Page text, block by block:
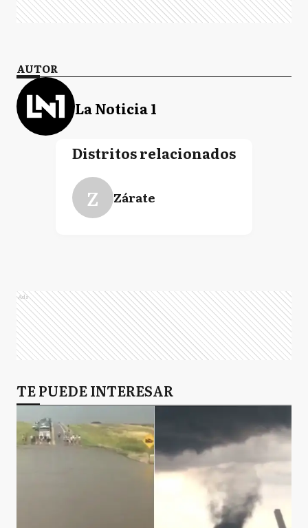
AUTOR
La Noticia 1
Distritos relacionados
Z Zárate
Ads
TE PUEDE INTERESAR